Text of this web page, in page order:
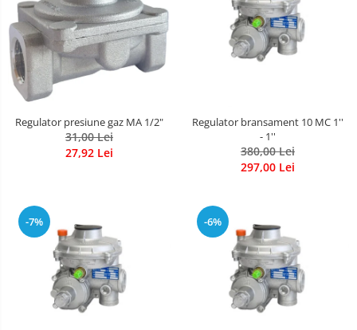
Regulator presiune gaz MA 1/2"
31,00 Lei
27,92 Lei
Regulator bransament 10 MC 1''
- 1''
380,00 Lei
297,00 Lei
-7% -6%